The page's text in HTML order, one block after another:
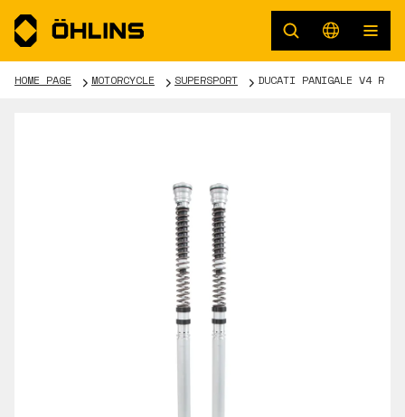
HOME PAGE MOTORCYCLE SUPERSPORT DUCATI PANIGALE V4 R